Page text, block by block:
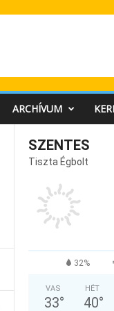
ARCHÍVUM
SZENTES
Tiszta Égbolt
32%
VAS
33°
HÉT
40°